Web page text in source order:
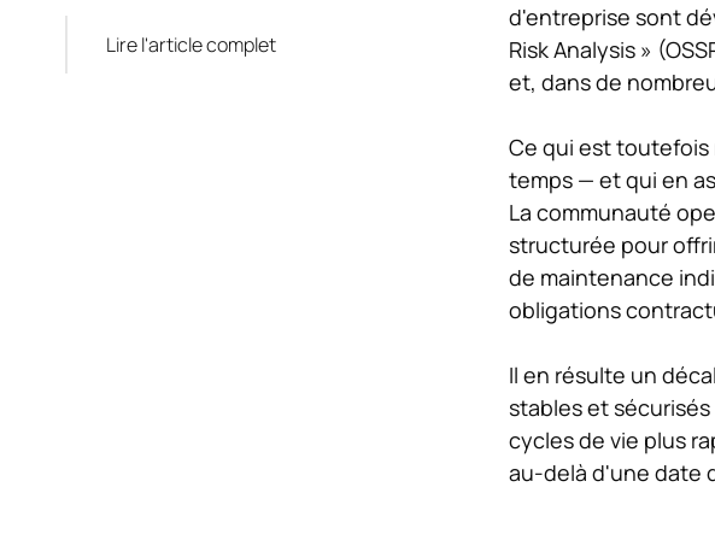
Lire l'article complet
d'entreprise sont
Risk Analysis »
et, dans de
Ce qui est toutefois
temps — et qui en
La communauté
structurée pour
de maintenance
obligations
Il en résulte un
stables et
cycles de vie plus
au-delà d'une date